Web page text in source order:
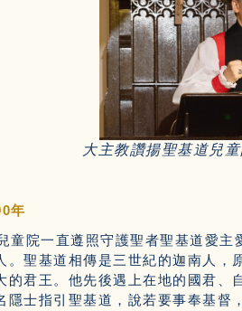
大主教讚揚聖基道兒
年
童院一直遵照守護聖者聖基道愛
。聖基道相傳是三世紀的迦南人
的君王。他先後遇上在地的國君
隱士指引聖基道，說若要事奉基